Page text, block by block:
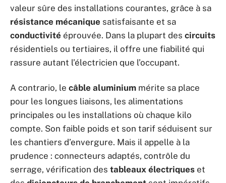
valeur sûre des installations courantes, grâce à sa
résistance mécanique satisfaisante et sa
conductivité éprouvée. Dans la plupart des circuits
résidentiels ou tertiaires, il offre une fiabilité qui
rassure autant l’électricien que l’occupant.
A contrario, le câble aluminium mérite sa place
pour les longues liaisons, les alimentations
principales ou les installations où chaque kilo
compte. Son faible poids et son tarif séduisent sur
les chantiers d’envergure. Mais il appelle à la
prudence : connecteurs adaptés, contrôle du
serrage, vérification des tableaux électriques et